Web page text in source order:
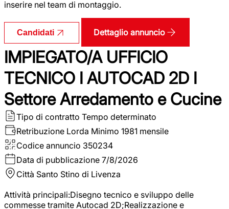
inserire nel team di montaggio.
Candidati Dettaglio annuncio
IMPIEGATO/A UFFICIO
TECNICO I AUTOCAD 2D I
Settore Arredamento e Cucine
Tipo di contratto Tempo determinato
Retribuzione Lorda Minimo 1981 mensile
Codice annuncio 350234
Data di pubblicazione 7/8/2026
Città Santo Stino di Livenza
Attività principali:Disegno tecnico e sviluppo delle
commesse tramite Autocad 2D;Realizzazione e